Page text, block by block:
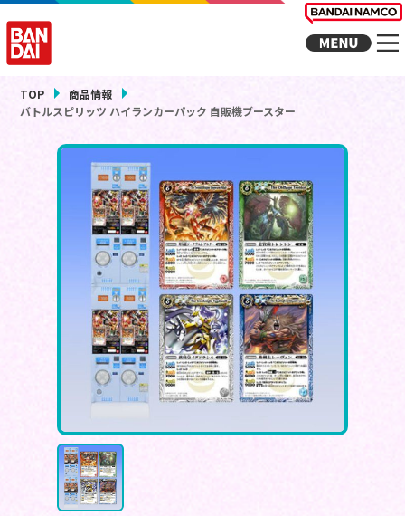
TOP
商品情報
バトルスピリッツ ハイランカーパック 自販機ブースター